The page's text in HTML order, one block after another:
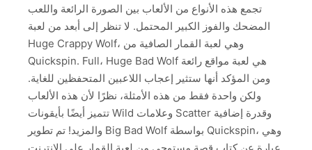
تجمع هذه الأنواع من الألعاب بين الصورة الرائعة واللعب
المضحك والفوز الكبير المحتمل. لا تنظر إلى أبعد من لعبة
Huge Crappy Wolf، وهي لعبة القمار الصافية من
Quickspin. Full، Huge Bad Wolf هي لعبة مواقع رائعة
ومن المؤكد أنها ستثير إعجاب اللاعبين المتحفظين للغاية.
ولكن واحدة فقط من هذه الأمثلة، نظرًا لأن هذه الألعاب
تتميز أيضًا بأيقونات Wild وعلامات Scatter وقدرة إضافية
والمزيد! تم تطوير Big Bad Wolf بواسطة Quickspin، وهي